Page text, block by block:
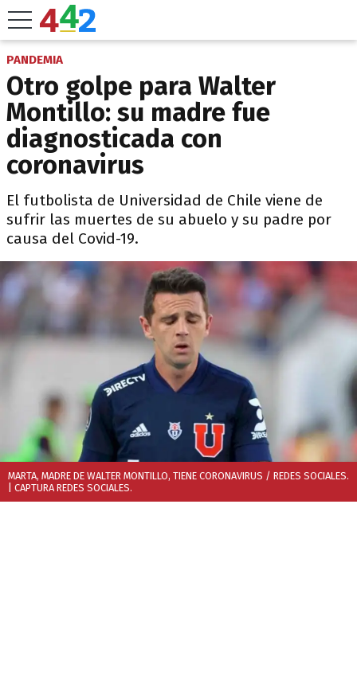
PANDEMIA
Otro golpe para Walter
Montillo: su madre fue
diagnosticada con
coronavirus
El futbolista de Universidad de Chile viene de
sufrir las muertes de su abuelo y su padre por
causa del Covid-19.
MARTA, MADRE DE WALTER MONTILLO, TIENE CORONAVIRUS / REDES SOCIALES.
| CAPTURA REDES SOCIALES.